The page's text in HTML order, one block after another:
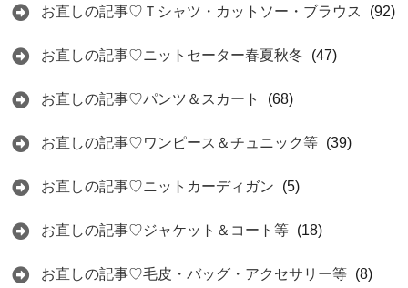
お直しの記事♡Ｔシャツ・カットソー・ブラウス (92)
お直しの記事♡ニットセーター春夏秋冬 (47)
お直しの記事♡パンツ＆スカート (68)
お直しの記事♡ワンピース＆チュニック等 (39)
お直しの記事♡ニットカーディガン (5)
お直しの記事♡ジャケット＆コート等 (18)
お直しの記事♡毛皮・バッグ・アクセサリー等 (8)